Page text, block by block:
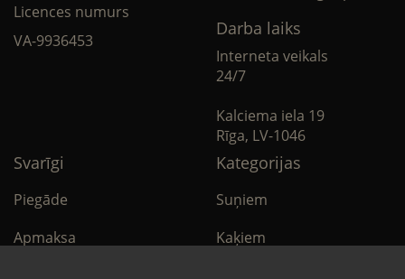
Licences numurs
VA-9936453
Darba laiks
Interneta veikals
24/7
Kalciema iela 19
Rīga, LV-1046
Svarīgi
Piegāde
Apmaksa
Kategorijas
Suņiem
Kaķiem